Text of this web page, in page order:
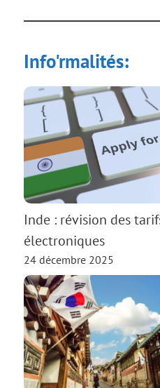
Info'rmalités:
Inde : révision des
électroniques
24 décembre 2025